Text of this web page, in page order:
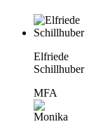
Elfriede
Schillhuber
MFA